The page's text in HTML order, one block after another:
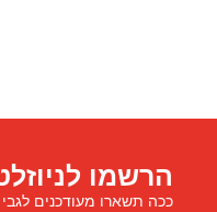
הרשמו
ככה תשארו מעודכנים